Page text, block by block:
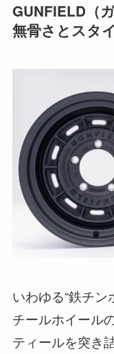
GUNFIELD（
無骨さとスタ
いわゆる“鉄チン
チールホイール
ティールを突き